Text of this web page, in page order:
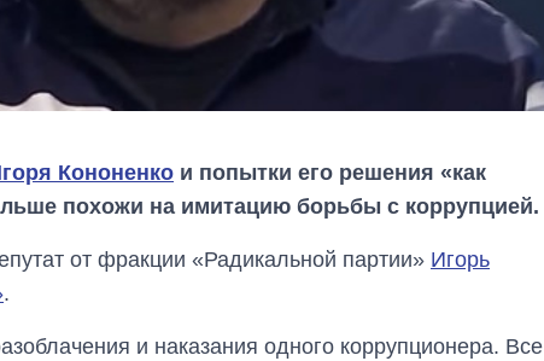
Кононенко и попытки его решения «как
похожи на имитацию борьбы с коррупцией.
от фракции «Радикальной партии» Игорь
.
и наказания одного коррупционера. Все